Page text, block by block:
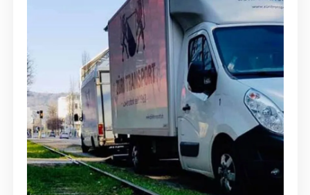
Ein- und Auspackservice